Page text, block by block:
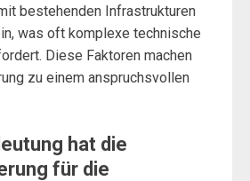
bestehenden Infrastrukturen
was oft komplexe technische
Diese Faktoren machen
zu einem anspruchsvollen
hat die
für die